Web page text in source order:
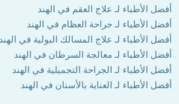
أفضل الأطباء لـ علاج العقم في الهند
أفضل الأطباء لـ جراحة العظام في الهند
أفضل الأطباء لـ علاج المسالك البولية في الهند
أفضل الأطباء لـ معالجة السرطان في الهند
أفضل الأطباء لـ الجراحة التجميلية في الهند
أفضل الأطباء لـ العناية بالأسنان في الهند